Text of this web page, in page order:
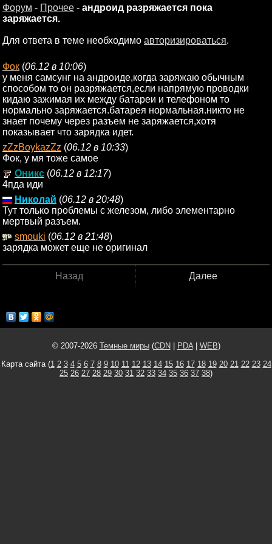
Форум - Прочее - андроид разряжается пока
заряжается.
Для ответа в теме необходимо авторизироваться.
Фок (06.12 в 10:06)
у меня самсунг на андроиде,когда заряжаю обычным
способом то он разряжается,если напрямую проводки
кидаю зажимая их между батареи и телефоном то
нормально заряжается.батарея нормальная.никто не
знает почему через разъем не заряжается,хотя
показывает что зарядка идет.
zZzBoykazZz (06.12 в 10:33)
Фок, у мя тоже самое
Оникс (06.12 в 12:17)
4пда иди
Николай (06.12 в 20:48)
Тут только проблемы с железом, либо элементарно
мертвый разъем.
smouki (06.12 в 21:48)
зарядка может еще не оригинал
Назад Далее
© 2007-2026 Темные миры(CDN PDA| WEB)
Карта сайта (1 2 3 4 5 6 7 8 9 10 11 12 13 14 15 16 17 18 19 20 21 22 23 24
25 26 27 28 29 30 31 32 33 34 35 36 37 38)